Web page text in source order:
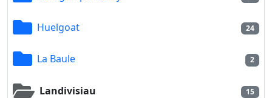
Huelgoat 24
La Baule 2
Landivisiau 15